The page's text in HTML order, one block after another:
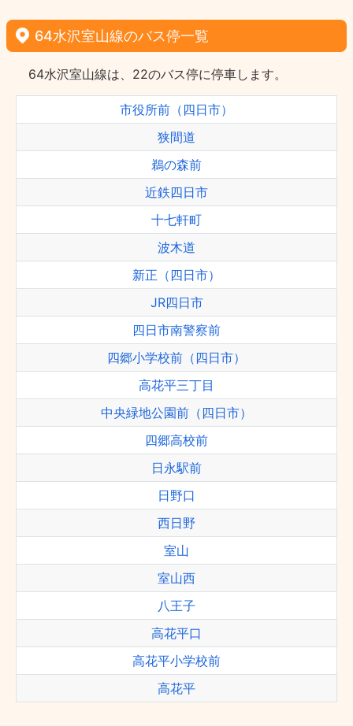
64水沢室山線のバス停一覧
64水沢室山線は、22のバス停に停車します。
市役所前（四日市）
狭間道
鵜の森前
近鉄四日市
十七軒町
波木道
新正（四日市）
JR四日市
四日市南警察前
四郷小学校前（四日市）
高花平三丁目
中央緑地公園前（四日市）
四郷高校前
日永駅前
日野口
西日野
室山
室山西
八王子
高花平口
高花平小学校前
高花平